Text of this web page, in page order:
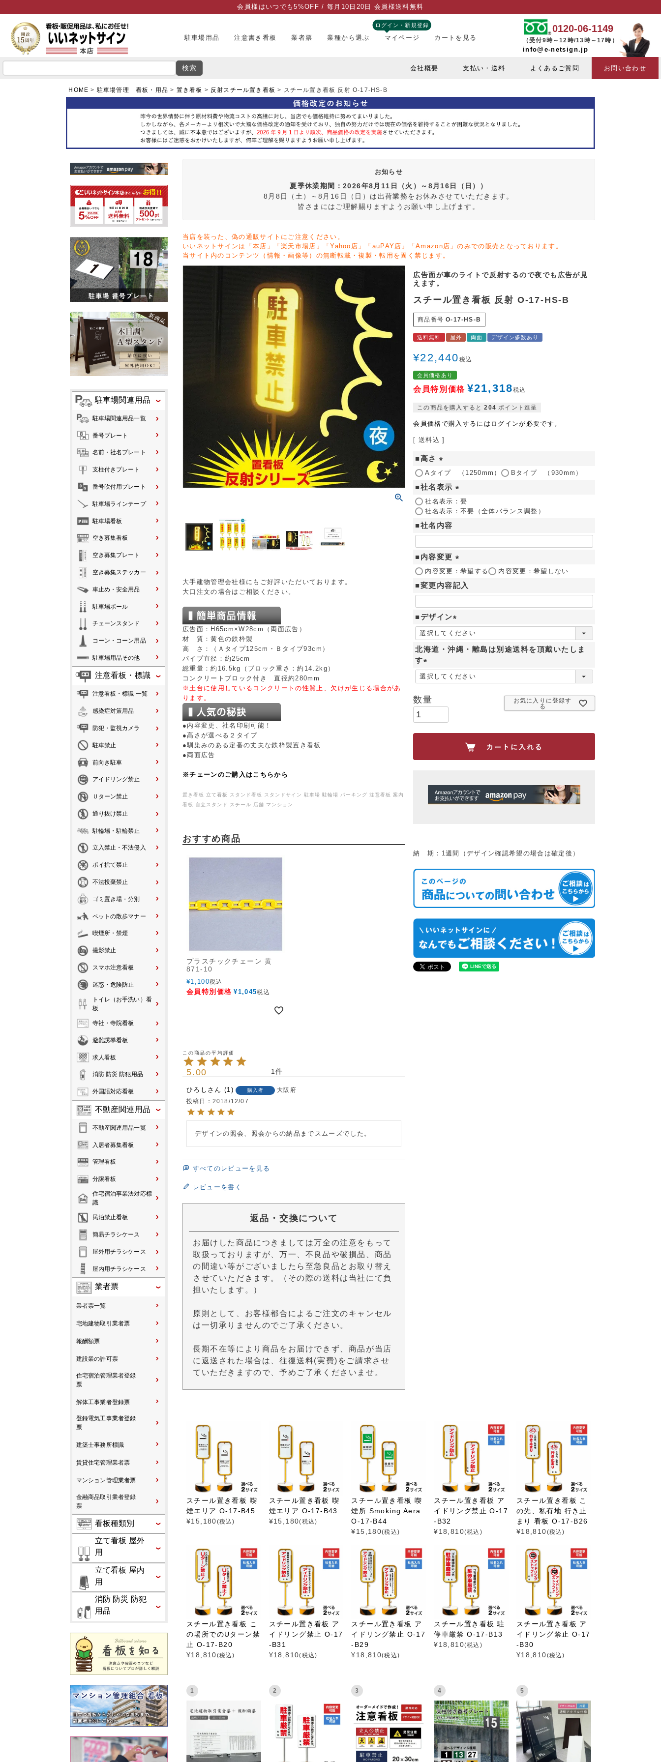
会員様はいつでも5%OFF / 毎月10日20日 会員様送料無料
駐車場用品 注意書き看板 業者票 業種から選ぶ
ログイン・新規登録
マイページ カートを見る
0120-06-1149
（受付9時～12時/13時～17時）
info@e-netsign.jp
検索 会社概要 支払い・送料 よくあるご質問 お問い合わせ
HOME 駐車場管理 看板・用品 置き看板 反射スチール置き看板 スチール置き看板 反射 O-17-HS-B
駐車場関連用品
駐車場関連用品一覧
番号プレート
名前・社名プレート
支柱付きプレート
番号吹付用プレート
駐車場ラインテープ
駐車場看板
空き募集看板
空き募集プレート
空き募集ステッカー
車止め・安全用品
駐車場ポール
チェーンスタンド
コーン・コーン用品
駐車場用品その他
注意看板・標識
注意看板・標識 一覧
感染症対策用品
防犯・監視カメラ
駐車禁止
前向き駐車
アイドリング禁止
Ｕターン禁止
通り抜け禁止
駐輪場・駐輪禁止
立入禁止・不法侵入
ポイ捨て禁止
不法投棄禁止
ゴミ置き場・分別
ペットの散歩マナー
喫煙所・禁煙
撮影禁止
スマホ注意看板
迷惑・危険防止
トイレ（お手洗い）看
板
寺社・寺院看板
避難誘導看板
求人看板
消防 防災 防犯用品
外国語対応看板
不動産関連用品
不動産関連用品一覧
入居者募集看板
管理看板
分譲看板
住宅宿泊事業法対応標
識
民泊禁止看板
簡易チラシケース
屋外用チラシケース
屋内用チラシケース
業者票
業者票一覧
宅地建物取引業者票
報酬額票
建設業の許可票
住宅宿泊管理業者登録
票
解体工事業者登録票
登録電気工事業者登録
票
建築士事務所標識
賃貸住宅管理業者票
マンション管理業者票
金融商品取引業者登録
票
看板種類別
立て看板 屋外
用
立て看板 屋内
用
消防 防災 防犯
用品
お知らせ
夏季休業期間：2026年8月11日（火）～8月16日（日））
8月8日（土）～8月16日（日）は出荷業務をお休みさせていただきます。
皆さまにはご理解賜りますようお願い申し上げます。
当店を装った、偽の通販サイトにご注意ください。
いいネットサインは「本店」「楽天市場店」「Yahoo店」「auPAY店」「Amazon店」のみでの販売となっております。
当サイト内のコンテンツ（情報・画像等）の無断転載・複製・転用を固く禁じます。
大手建物管理会社様にもご好評いただいております。
大口注文の場合はご相談ください。
広告面：H65cm×W28cm（両面広告）
材 質：黄色の鉄枠製
高 さ：（Ａタイプ125cm・Ｂタイプ93cm）
パイプ直径：約25cm
総重量：約16.5kg（ブロック重さ：約14.2kg）
コンクリートブロック付き 直径約280mm
※土台に使用しているコンクリートの性質上、欠けが生じる場合があ
ります。
●内容変更、社名印刷可能！
●高さが選べる２タイプ
●馴染みのある定番の丈夫な鉄枠製置き看板
●両面広告
※チェーンのご購入はこちらから
置き看板 立て看板 スタンド看板 スタンドサイン 駐車場 駐輪場 パーキング 注意看板 案内
看板 自立スタンド スチール 店舗 マンション
おすすめ商品
プラスチックチェーン 黄
871-10
¥1,100税込
会員特別価格 ¥1,045税込
5.00 1
ひろし 1 購入者
大阪府
投稿日
2018/12/07
デザインの照会、照会からの納品までスムーズでした。
すべてのレビューを見る
レビューを書く
返品・交換について
お届けした商品につきましては万全の注意をもって
取扱っておりますが、万一、不良品や破損品、商品
の間違い等がございましたら至急良品とお取り替え
させていただきます。（その際の送料は当社にて負
担いたします。）
原則として、お客様都合によるご注文のキャンセル
は一切承りませんのでご了承ください。
長期不在等により商品をお届けできず、商品が当店
に返送された場合は、往復送料(実費)をご請求させ
ていただきますので、予めご了承くださいませ。
広告面が車のライトで反射するので夜でも広告が見
えます。
スチール置き看板 反射 O-17-HS-B
商品番号 O-17-HS-B
送料無料 屋外 両面 デザイン多数あり
¥22,440 税込
会員価格あり
会員特別価格 ¥21,318税込
この商品を購入すると 204 ポイント進呈
会員価格で購入するにはログインが必要です。
送料込
■高さ
(
必
)
Aタイプ （1250mm） Bタイプ （930mm）
■社名表示
(
必
)
社名表示：要
社名表示：不要（全体バランス調整）
■社名内容
■内容変更
(
必
須
内容変更：希望する 内容変更：希望しない
■変更内容記入
■デザイン
(
必
須
北海道・沖縄・離島は別途送料を頂戴いたしま
す
(
必
須
)
お気に入りに登録す
る
納 期：1週間（デザイン確認希望の場合は確定後）
スチール置き看板 喫
煙エリア O-17-B45
¥15,180(税込)
スチール置き看板 喫
煙エリア O-17-B43
¥15,180(税込)
スチール置き看板 喫
煙所 Smoking Aera
O-17-B44
¥15,180(税込)
スチール置き看板 ア
イドリング禁止 O-17
-B32
¥18,810(税込)
スチール置き看板 こ
の先、私有地 行き止
まり 看板 O-17-B26
¥18,810(税込)
スチール置き看板 こ
の場所でのUターン禁
止 O-17-B20
¥18,810(税込)
スチール置き看板 ア
イドリング禁止 O-17
-B31
¥18,810(税込)
スチール置き看板 ア
イドリング禁止 O-17
-B29
¥18,810(税込)
スチール置き看板 駐
停車厳禁 O-17-B13
¥18,810(税込)
スチール置き看板 ア
イドリング禁止 O-17
-B30
¥18,810(税込)
1 2 3 4 5